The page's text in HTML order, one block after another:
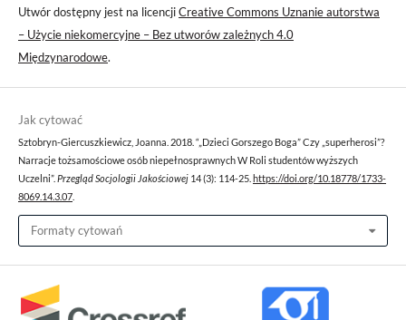
Utwór dostępny jest na licencjiCreative Commons Uznanie autorstwa
– Użycie niekomercyjne – Bez utworów zależnych 4.0
Międzynarodowe.
Jak cytować
Sztobryn-Giercuszkiewicz, Joanna. 2018. “„Dzieci Gorszego Boga” Czy „superherosi”?
Narracje tożsamościowe osób niepełnosprawnych W Roli studentów wyższych
Uczelni”. Przegląd Socjologii Jakościowej 14 (3): 114-25. https://doi.org/10.18778/1733-
8069.14.3.07
Formaty cytowań